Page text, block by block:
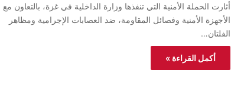
أثارت الحملة الأمنية التي تنفذها وزارة الداخلية في غزة، بالتعاون مع
الأجهزة الأمنية وفصائل المقاومة، ضد العصابات الإجرامية ومظاهر
الفلتان…
أكمل القراءة »